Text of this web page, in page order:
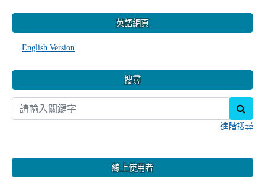
英語網頁
English Version
搜尋
進階搜尋
線上使用者